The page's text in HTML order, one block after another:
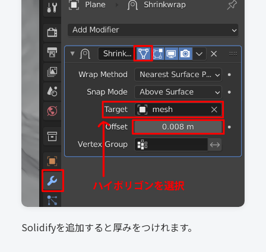
Solidifyを追加すると厚みをつけれます。